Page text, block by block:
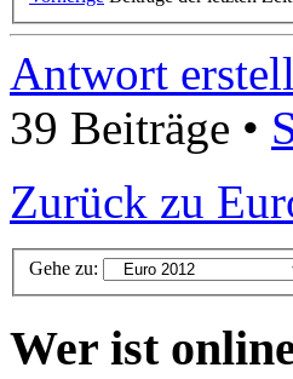
Antwort
39 Beiträge •
Zurück zu
Gehe zu:
Wer ist